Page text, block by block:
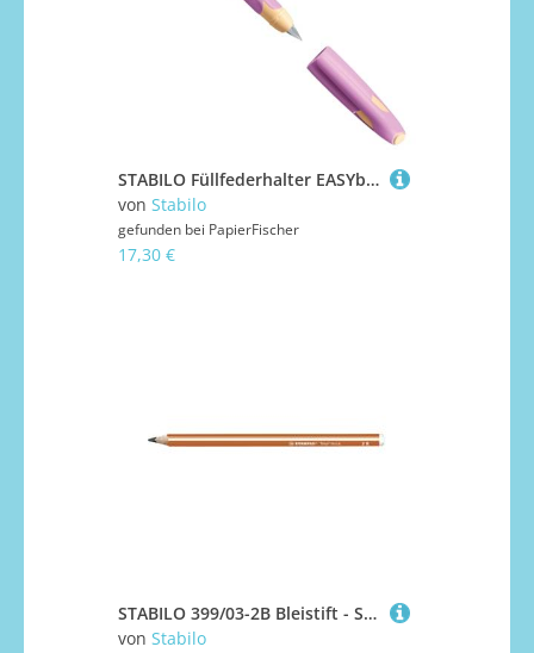
STABILO Füllfederhalter EASYbirdy Pastel pink/apricot Linkshänder A
von Stabilo
gefunden bei PapierFischer
17,30 €
STABILO 399/03-2B Bleistift - STABILO Trio dick in orange - Einzelstift - Härtegrad 2B
von Stabilo